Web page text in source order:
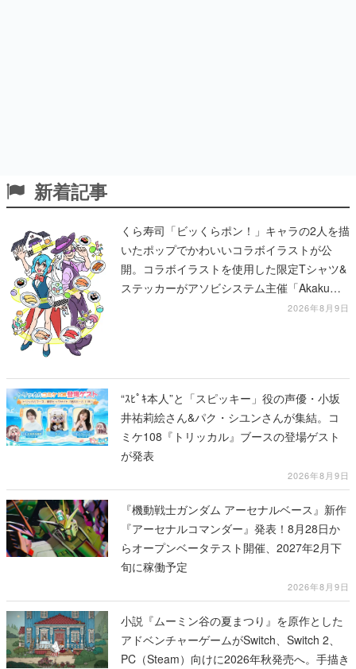
新着記事
くら寿司「ビッくらポン！」キャラの2人を描
いたポップでかわいいコラボイラストが公
開。コラボイラストを使用した限定Tシャツ&
ステッカーがアソビシステム主催「Akaku
2026年8月9日
“ｽﾋﾟｷ本人”と「スピッキー」役の声優・小坂
井祐莉絵さん&パク・シユンさんが集結。コ
ミケ108『トリッカル』ブースの登場ゲスト
が発表
2026年8月9日
『機動戦士ガンダム アーセナルベース』新作
『アーセナルコマンダー』発表！8月28日か
らオープンベータテスト開催、2027年2月下
旬に稼働予定
2026年8月9日
小説『ムーミン谷の夏まつり』を原作とした
アドベンチャーゲームがSwitch、Switch 2、
PC（Steam）向けに2026年秋発売へ。手描き